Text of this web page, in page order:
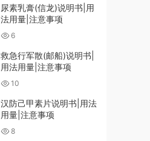
尿素乳膏(信龙)说明书|用
法用量|注意事项
6
救急行军散(邮船)说明书|
用法用量|注意事项
10
汉防己甲素片说明书|用法
用量|注意事项
8